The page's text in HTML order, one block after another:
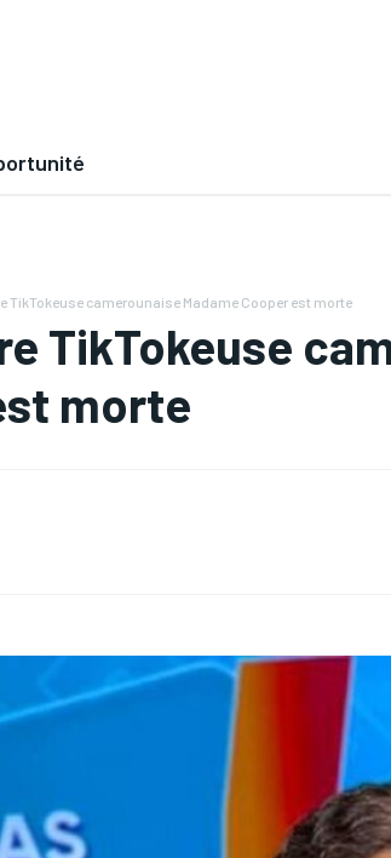
TikTokeuse camerounaise Madame Cooper est morte
TikTokeuse
morte